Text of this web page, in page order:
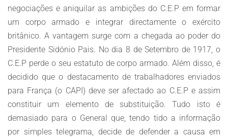
negociações e aniquilar as ambições do C.E.P em formar
um corpo armado e integrar directamente o exército
britânico. A vantagem surge com a chegada ao poder do
Presidente Sidónio Pais. No dia 8 de Setembro de 1917, o
C.E.P perde o seu estatuto de corpo armado. Além disso, é
decidido que o destacamento de trabalhadores enviados
para França (o CAPI) deve ser afectado ao C.E.P e assim
constituir um elemento de substituição. Tudo isto é
demasiado para o General que, tendo tido a informação
por simples telegrama, decide de defender a causa em